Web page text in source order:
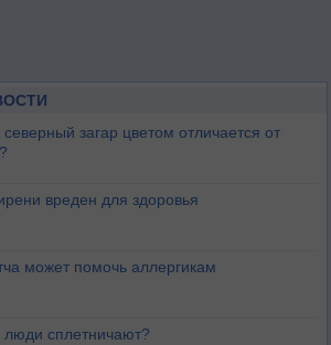
загар цветом отличается от
вреден для здоровья
может помочь аллергикам
сплетничают?